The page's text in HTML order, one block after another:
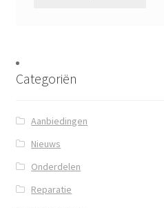
Categoriën
Aanbiedingen
Nieuws
Onderdelen
Reparatie